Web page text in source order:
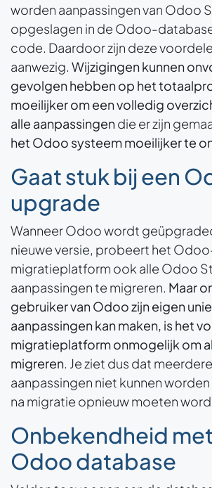
worden aanpassingen van Odoo
opgeslagen in de Odoo-
code. Daardoor zijn deze
aanwezig. Wijzigingen kunnen
gevolgen hebben op het
moeilijker om een volledig
alle aanpassingendie er zijn
het Odoo systeem moeilijker te
Gaat stuk bij een
upgrade
Wanneer Odoo wordt
nieuwe versie, probeert het
migratieplatform ook alle Odoo
aanpassingen te migreren. Maar
gebruiker van Odoo zijn eigen
aanpassingen kan maken, is het
migratieplatform onmogelijk om
migreren . Je ziet dus dat
aanpassingen niet kunnen
na migratie opnieuw moeten
Onbekendheid
Odoo database